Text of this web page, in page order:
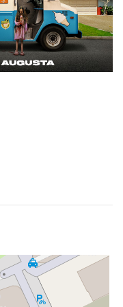
Next